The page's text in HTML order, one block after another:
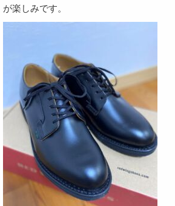
が楽しみです。